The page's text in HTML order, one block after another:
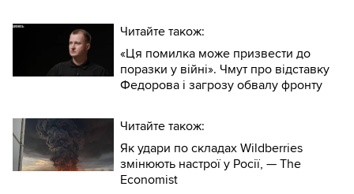
Читайте також:
«Ця помилка може призвести до
поразки у війні». Чмут про відставку
Федорова і загрозу обвалу фронту
Читайте також:
Як удари по складах Wildberries
змінюють настрої у Росії, — The
Economist